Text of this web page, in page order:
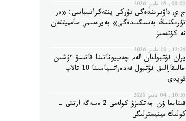
08:00, 15 مامىر 2026
ج ي داۋىرىندەگى تۇركى ينتەگراتسياسى: «ەر
تۇرىكتىڭ بەسىگىندەگى» بەيرەسمي سامميتتەن
نە كۇتەمىز
12:26, 10 مامىر 2026
يران فۋتبولدان الەم چەمپيوناتىنا قاتىسۋ ءۇشىن
حالىقارالىق فۋتبول فەدەراتسياسىنا 10 تالاپ
قويدى
10:55, 04 مامىر 2026
قىتايعا ۇن جەتكىزۋ كولەمى 2 ەسەگە ارتتى -
كولىك مينيسترلىگى